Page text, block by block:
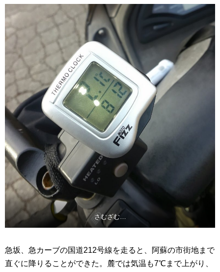
さむざむ…
急坂、急カーブの国道212号線を走ると、阿蘇の市街地まで
直ぐに降りることができた。麓では気温も7℃まで上がり、